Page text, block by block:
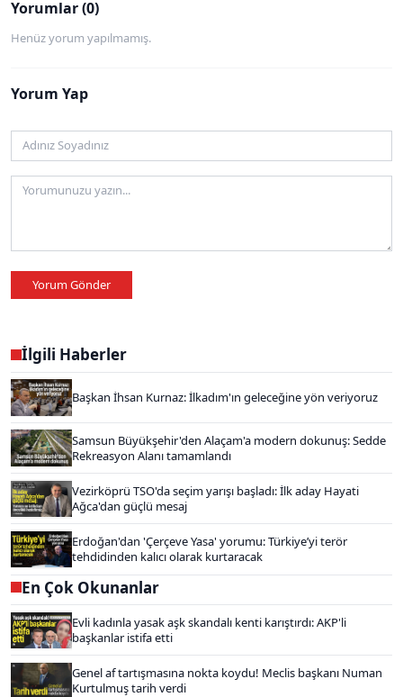
Yorumlar (0)
Henüz yorum yapılmamış.
Yorum Yap
Yorum Gönder
İlgili Haberler
Başkan İhsan Kurnaz: İlkadım'ın geleceğine yön veriyoruz
Samsun Büyükşehir'den Alaçam'a modern dokunuş: Sedde
Rekreasyon Alanı tamamlandı
Vezirköprü TSO'da seçim yarışı başladı: İlk aday Hayati
Ağca'dan güçlü mesaj
Erdoğan'dan 'Çerçeve Yasa' yorumu: Türkiye’yi terör
tehdidinden kalıcı olarak kurtaracak
En Çok Okunanlar
Evli kadınla yasak aşk skandalı kenti karıştırdı: AKP'li
başkanlar istifa etti
Genel af tartışmasına nokta koydu! Meclis başkanı Numan
Kurtulmuş tarih verdi